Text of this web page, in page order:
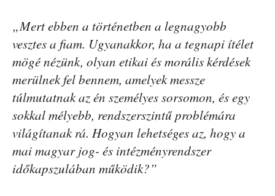
„Mert ebben a történetben a legnagyobb
vesztes a fiam. Ugyanakkor, ha a tegnapi ítélet
mögé nézünk, olyan etikai és morális kérdések
merülnek fel bennem, amelyek messze
túlmutatnak az én személyes sorsomon, és egy
sokkal mélyebb, rendszerszintű problémára
világítanak rá. Hogyan lehetséges az, hogy a
mai magyar jog- és intézményrendszer
időkapszulában működik?”